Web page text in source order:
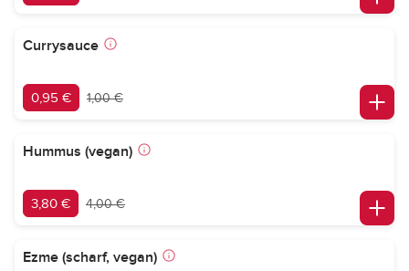
Currysauce
0,95 € 1,00 €
Hummus (vegan)
3,80 € 4,00 €
Ezme (scharf, vegan)